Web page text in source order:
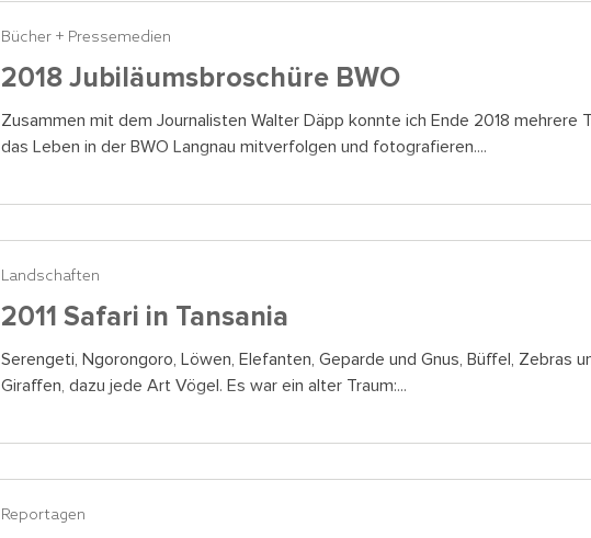
2018 Jubiläumsbroschüre BWO
Zusammen mit dem Journalisten Walter Däpp konnte ich Ende 2018 mehrere Tage
das Leben in der BWO Langnau mitverfolgen und fotografieren....
Bücher + Pressemedien
2011 Safari in Tansania
Serengeti, Ngorongoro, Löwen, Elefanten, Geparde und Gnus, Büffel, Zebras
Giraffen, dazu jede Art Vögel. Es war ein alter Traum:...
Landschaften
Reportagen